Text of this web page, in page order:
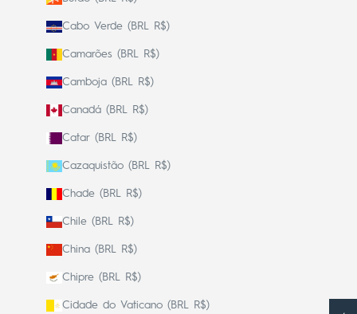
Cabo Verde (BRL R$)
Camarões (BRL R$)
Camboja (BRL R$)
Canadá (BRL R$)
Catar (BRL R$)
Cazaquistão (BRL R$)
Chade (BRL R$)
Chile (BRL R$)
China (BRL R$)
Chipre (BRL R$)
Cidade do Vaticano (BRL R$)